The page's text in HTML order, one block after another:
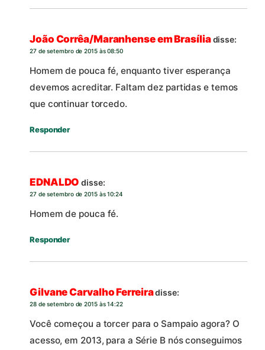
João Corrêa/Maranhense em Brasíliadisse:
27 de setembro de 2015 às 08:50
Homem de pouca fé, enquanto tiver esperança
devemos acreditar. Faltam dez partidas e temos
que continuar torcedo.
Responder
EDNALDO disse:
27 de setembro de 2015 às 10:24
Homem de pouca fé.
Responder
Gilvane Carvalho Ferreiradisse:
28 de setembro de 2015 às 14:22
Você começou a torcer para o Sampaio agora? O
acesso, em 2013, para a Série B nós conseguimos